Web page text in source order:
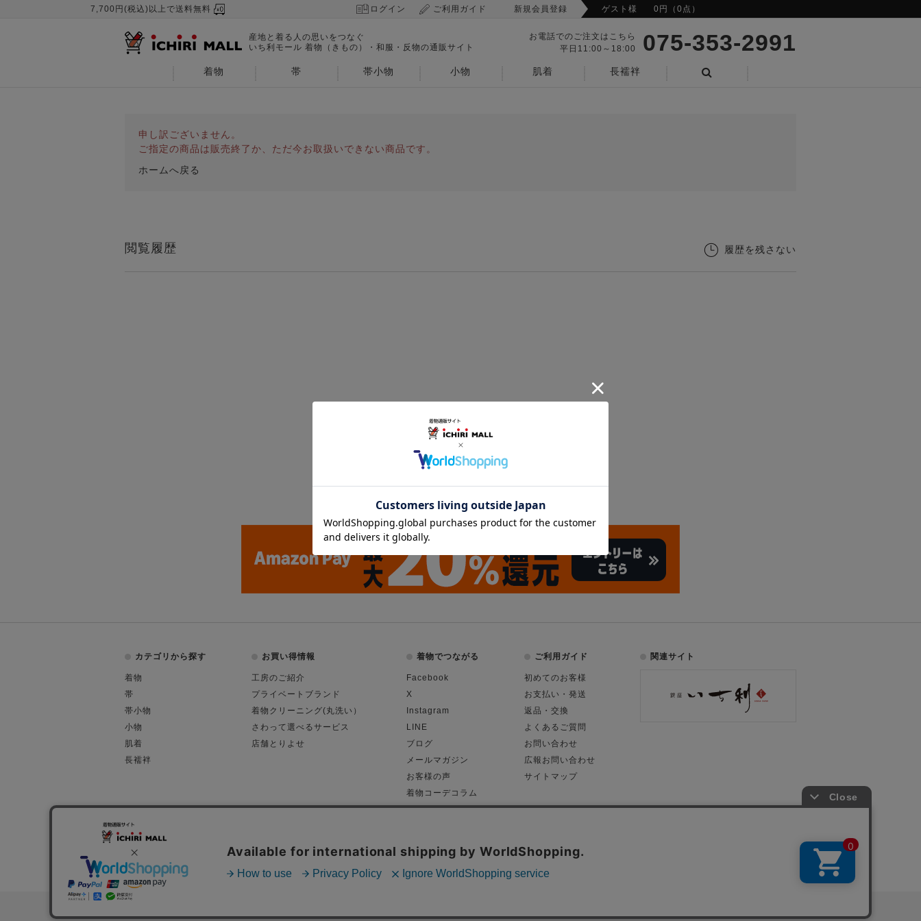
7,700円(税込)以上で送料無料 ログイン ご利用ガイド 新規会員登録 ゲスト様 0円（0点）
産地と着る人の思いをつなぐ
いち利モール 着物（きもの）・和服・反物の通販サイト
お電話でのご注文はこちら
平日11:00～18:00
075-353-2991
着物 帯 帯小物 小物 肌着
長襦袢
申し訳ございません。
ご指定の商品は販売終了か、ただ今お取扱いできない商品です。
ホームへ戻る
閲覧履歴 履歴を残さない
カテゴリから探す
着物
帯
帯小物
小物
肌着
長襦袢
お買い得情報
工房のご紹介
プライベートブランド
着物クリーニング(丸洗い）
さわって選べるサービス
店舗とりよせ
着物でつながる
Facebook
X
Instagram
LINE
ブログ
メールマガジン
お客様の声
着物コーデコラム
ご利用ガイド
初めてのお客様
お支払い・発送
返品・交換
よくあるご質問
お問い合わせ
広報お問い合わせ
サイトマップ
関連サイト